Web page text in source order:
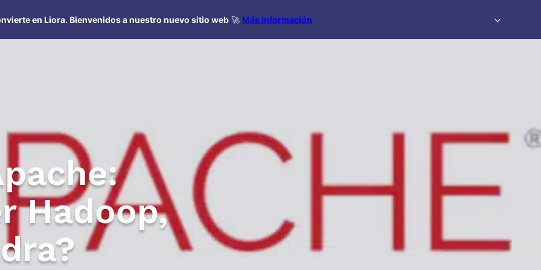
en Liora. Bienvenidos a nuestro nuevo sitio web🚀 Más información
Hadoop,